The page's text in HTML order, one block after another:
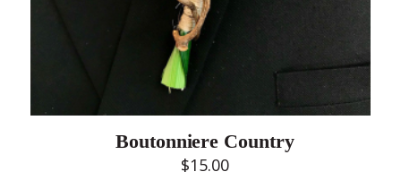
Boutonniere Country
$15.00